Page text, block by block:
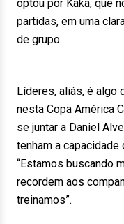
optou por Kaká, que
partidas, em uma
de grupo.
Líderes, aliás, é algo
nesta Copa América
se juntar a Daniel
tenham a capacidade
“Estamos buscando
recordem aos
treinamos”.